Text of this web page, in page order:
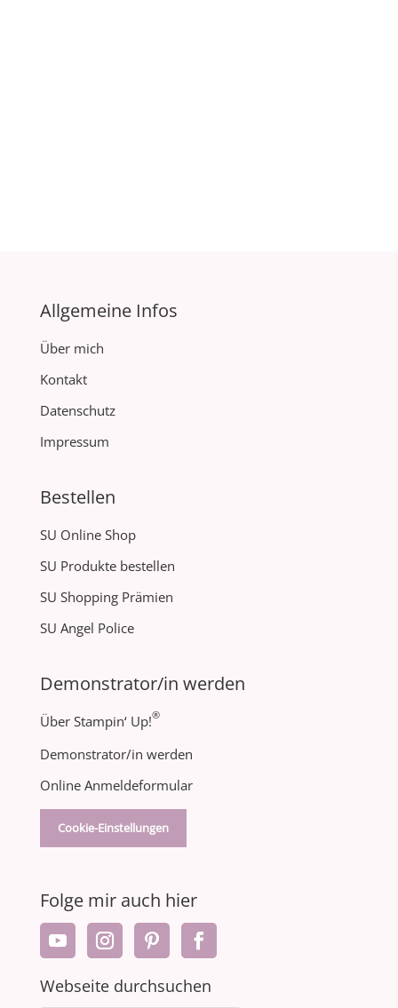
Allgemeine Infos
Über mich
Kontakt
Datenschutz
Impressum
Bestellen
SU Online Shop
SU Produkte bestellen
SU Shopping Prämien
SU Angel Police
Demonstrator/in werden
Über Stampin‘ Up!®
Demonstrator/in werden
Online Anmeldeformular
Cookie-Einstellungen
Folge mir auch hier
Webseite durchsuchen